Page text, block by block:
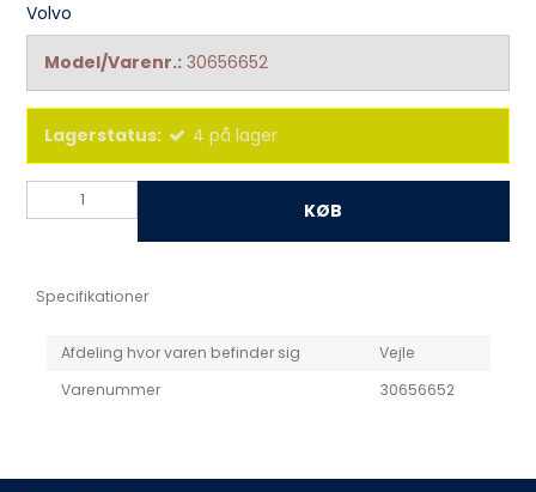
Volvo
Model/Varenr.: 30656652
Lagerstatus: 4 på lager
KØB
Specifikationer
Afdeling hvor varen befinder sig
Vejle
Varenummer
30656652